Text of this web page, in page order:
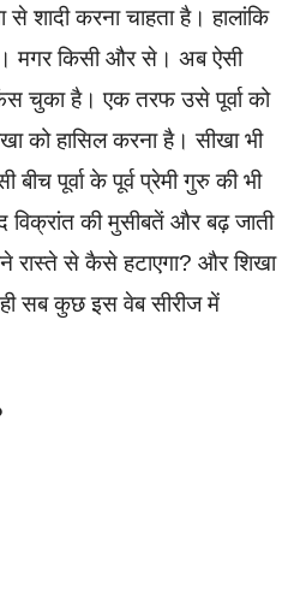
से शादी करना चाहता है। हालांकि
मगर किसी और से। अब ऐसी
चुका है। एक तरफ उसे पूर्वा को
को हासिल करना है। सीखा भी
पूर्वा के पूर्व प्रेमी गुरु की भी
विक्रांत की मुसीबतें और बढ़ जाती
रास्ते से कैसे हटाएगा? और शिखा
सब कुछ इस वेब सीरीज में